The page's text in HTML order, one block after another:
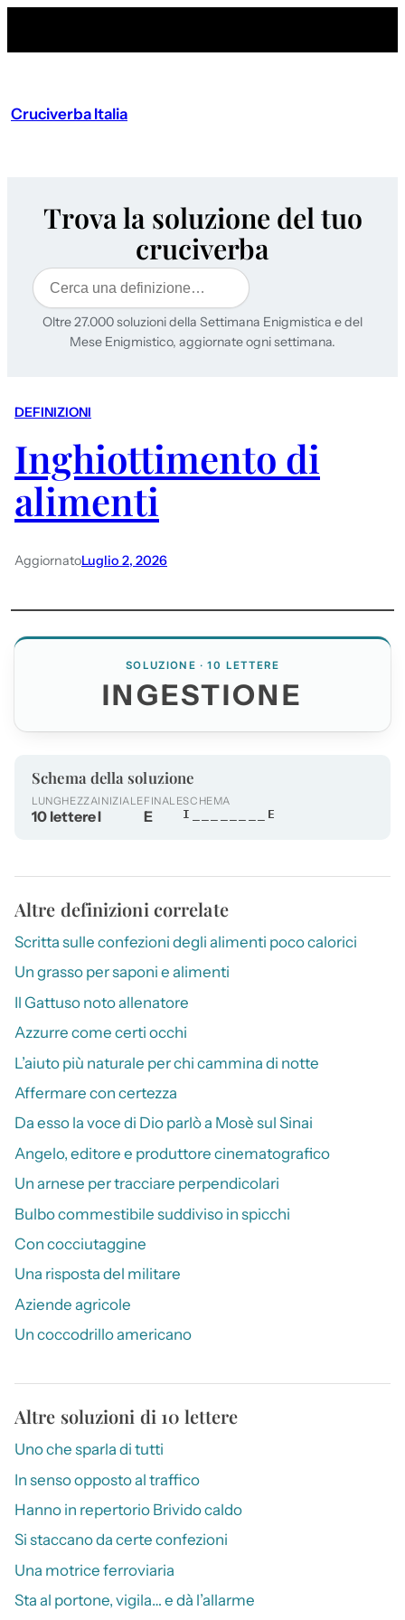
Cruciverba Italia
Trova la soluzione del tuo
cruciverba
Cerca
Oltre 27.000 soluzioni della Settimana Enigmistica e del
Mese Enigmistico, aggiornate ogni settimana.
DEFINIZIONI
Inghiottimento di
alimenti
AggiornatoLuglio 2, 2026
SOLUZIONE · 10 LETTERE
INGESTIONE
Schema della soluzione
LUNGHEZZA
10 lettere
INIZIALE
I
FINALE
E
SCHEMA
I________E
Altre definizioni correlate
Scritta sulle confezioni degli alimenti poco calorici
Un grasso per saponi e alimenti
Il Gattuso noto allenatore
Azzurre come certi occhi
L’aiuto più naturale per chi cammina di notte
Affermare con certezza
Da esso la voce di Dio parlò a Mosè sul Sinai
Angelo, editore e produttore cinematografico
Un arnese per tracciare perpendicolari
Bulbo commestibile suddiviso in spicchi
Con cocciutaggine
Una risposta del militare
Aziende agricole
Un coccodrillo americano
Altre soluzioni di 10 lettere
Uno che sparla di tutti
In senso opposto al traffico
Hanno in repertorio Brivido caldo
Si staccano da certe confezioni
Una motrice ferroviaria
Sta al portone, vigila… e dà l’allarme